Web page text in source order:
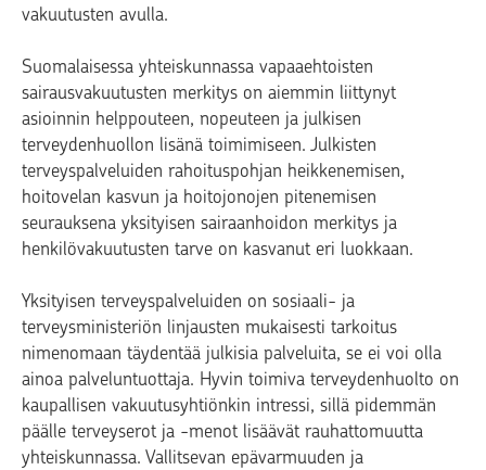
vakuutusten avulla.
Suomalaisessa yhteiskunnassa vapaaehtoisten
sairausvakuutusten merkitys on aiemmin liittynyt
asioinnin helppouteen, nopeuteen ja julkisen
terveydenhuollon lisänä toimimiseen. Julkisten
terveyspalveluiden rahoituspohjan heikkenemisen,
hoitovelan kasvun ja hoitojonojen pitenemisen
seurauksena yksityisen sairaanhoidon merkitys ja
henkilövakuutusten tarve on kasvanut eri luokkaan.
Yksityisen terveyspalveluiden on sosiaali- ja
terveysministeriön linjausten mukaisesti tarkoitus
nimenomaan täydentää julkisia palveluita, se ei voi olla
ainoa palveluntuottaja. Hyvin toimiva terveydenhuolto on
kaupallisen vakuutusyhtiönkin intressi, sillä pidemmän
päälle terveyserot ja -menot lisäävät rauhattomuutta
yhteiskunnassa. Vallitsevan epävarmuuden ja